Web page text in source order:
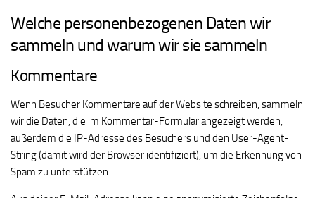
Welche personenbezogenen Daten wir
sammeln und warum wir sie sammeln
Kommentare
Wenn Besucher Kommentare auf der Website schreiben, sammeln
wir die Daten, die im Kommentar-Formular angezeigt werden,
außerdem die IP-Adresse des Besuchers und den User-Agent-
String (damit wird der Browser identifiziert), um die Erkennung von
Spam zu unterstützen.